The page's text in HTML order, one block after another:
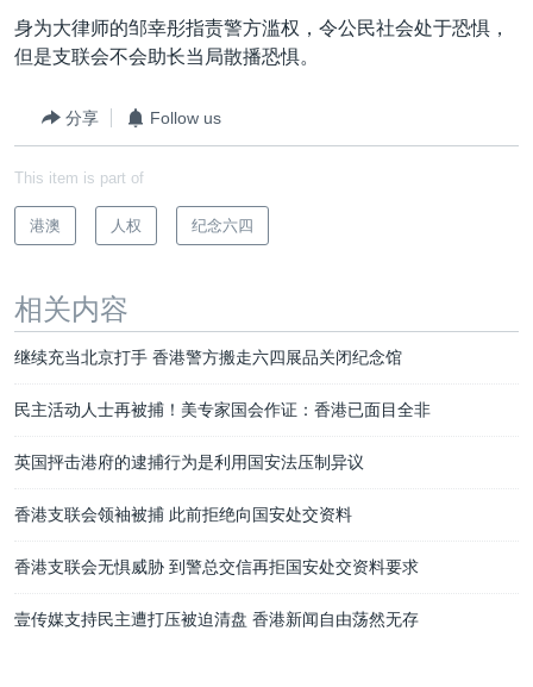
身为大律师的邹幸彤指责警方滥权，令公民社会处于恐惧，
但是支联会不会助长当局散播恐惧。
分享 Follow us
This item is part of
港澳 人权 纪念六四
相关内容
继续充当北京打手 香港警方搬走六四展品关闭纪念馆
民主活动人士再被捕！美专家国会作证：香港已面目全非
英国抨击港府的逮捕行为是利用国安法压制异议
香港支联会领袖被捕 此前拒绝向国安处交资料
香港支联会无惧威胁 到警总交信再拒国安处交资料要求
壹传媒支持民主遭打压被迫清盘 香港新闻自由荡然无存